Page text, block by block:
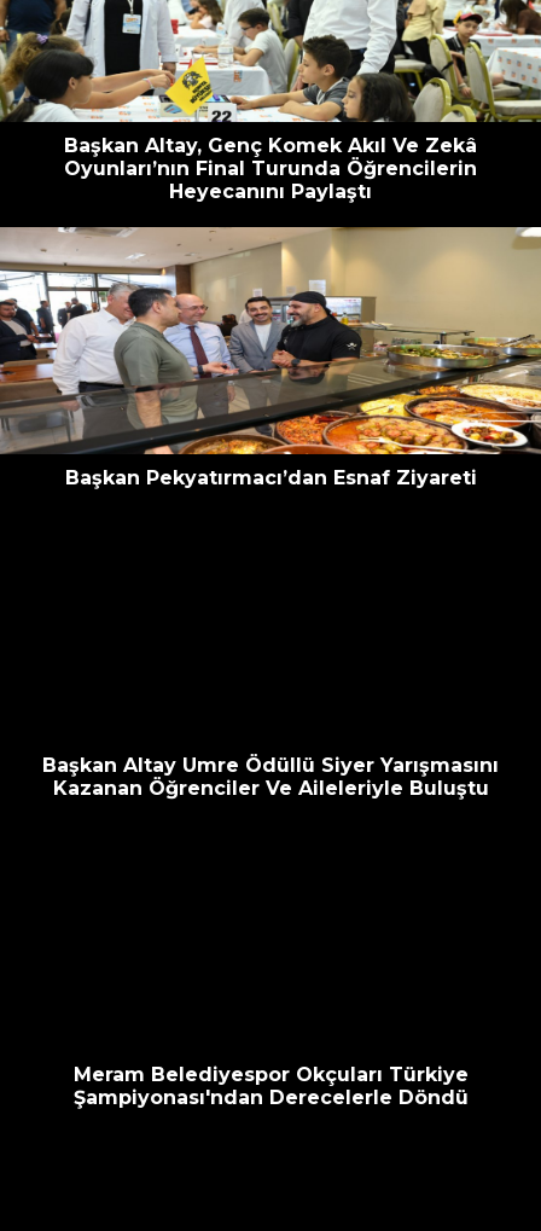
escort
havalimanı
transfer
oyna
bahis
siteleri
Başkan Altay, Genç Komek Akıl Ve Zekâ
Oyunları’nın Final Turunda Öğrencilerin
Heyecanını Paylaştı
Başkan Pekyatırmacı’dan Esnaf Ziyareti
Başkan Altay Umre Ödüllü Siyer Yarışmasını
Kazanan Öğrenciler Ve Aileleriyle Buluştu
Meram Belediyespor Okçuları Türkiye
Şampiyonası'ndan Derecelerle Döndü